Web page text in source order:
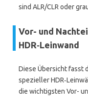
sind ALR/CLR oder
Vor- und
HDR‑Leinwand
Diese Übersicht fasst
spezieller
die wichtigsten Vor-